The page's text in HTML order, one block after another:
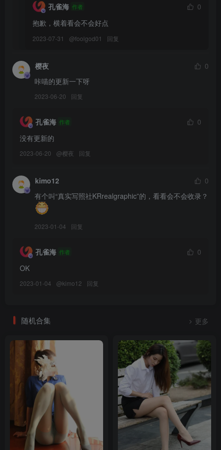
KANEKO_咔喵 – NO.011 约尔太太同人兔女郎[63P-5V-1.49G]
[7.26更1]
[2023.7.23更1]
KANEKO_咔喵 – NO.009 大凤婚纱花嫁[47P-117.4M]
KANEKO_咔喵 – NO.008 小恶魔[14P-1V-348M]
KANEKO_咔喵 – NO.007 透明兔女郎[23P-186.4M]
KANEKO_咔喵 – NO.006 大凤旗袍[23P-188.7M]
KANEKO_咔喵 – NO.005 杀生院自拍[7P+2V-316M]
KANEKO_咔喵 – NO.004 奶牛装[6P-8.8M]
KANEKO_咔喵 – NO.002 JK制服[4P+2V-117.5M]
KANEKO_咔喵 – NO.001 武藏绳缚[40P-465.4M]
孔雀海 作者
0
抱歉，横着看会不会好点
2023-07-31 @foolgod01 回复
樱夜
0
咔喵的更新一下呀
2023-06-20 回复
孔雀海 作者
0
没有更新的
2023-06-20 @樱夜 回复
kimo12
0
有个叫“真实写照社KRrealgraphic”的，看看会不会收录？
2023-01-04 回复
孔雀海 作者
0
OK
2023-01-04 @kimo12 回复
随机合集 更多